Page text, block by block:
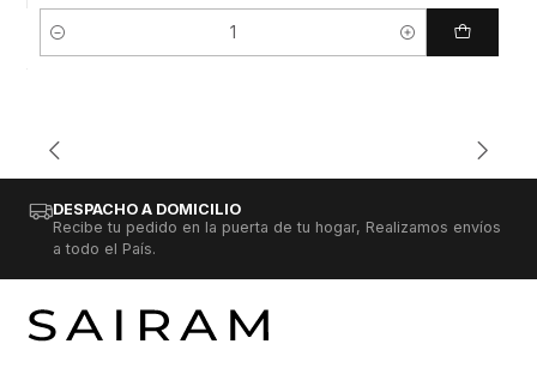
Cantidad
DESPACHO A DOMICILIO
Recibe tu pedido en la puerta de tu hogar, Realizamos envíos
a todo el País.